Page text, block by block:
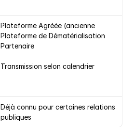
Plateforme Agréée (ancienne
Plateforme de Dématérialisation
Partenaire
Transmission selon calendrier
Déjà connu pour certaines relations
publiques